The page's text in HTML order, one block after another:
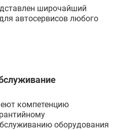
широчайший
автосервисов любого
компетенцию
оборудования